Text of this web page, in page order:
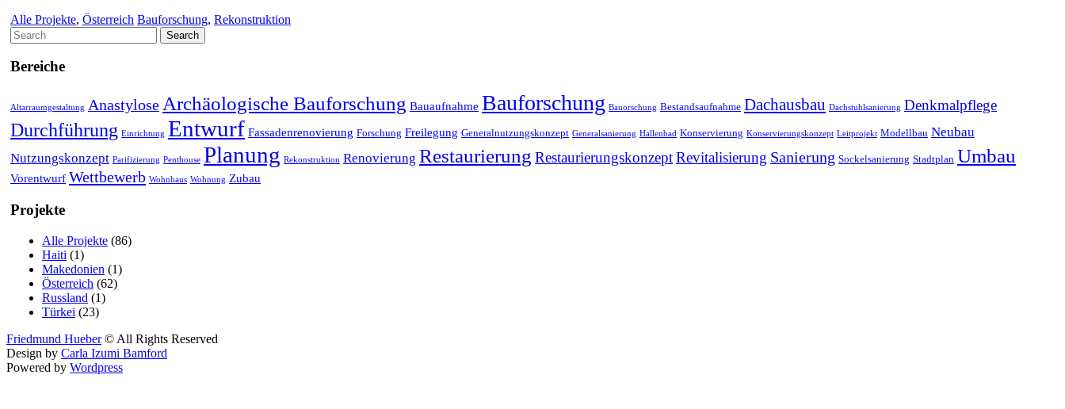
Alle Projekte, Österreich Bauforschung, Rekonstruktion
Search
for:
Bereiche
Altarraumgestaltung Anastylose Archäologische Bauforschung Bauaufnahme Bauforschung Bauorschung Bestandsaufnahme Dachausbau Dachstuhlsanierung Denkmalpflege
Durchführung Einrichtung Entwurf Fassadenrenovierung Forschung Freilegung Generalnutzungskonzept Generalsanierung Hallenbad Konservierung Konservierungskonzept Leitprojekt Modellbau Neubau
Nutzungskonzept Parifizierung Penthouse Planung Rekonstruktion Renovierung Restaurierung RestaurierungskonzeptRevitalisierung Sanierung Sockelsanierung Stadtplan Umbau
Vorentwurf Wettbewerb Wohnhaus Wohnung Zubau
Projekte
Alle Projekte (86)
Haiti (1)
Makedonien (1)
Österreich (62)
Russland (1)
Türkei (23)
Friedmund Hueber© All Rights Reserved
Design by Carla Izumi Bamford
Powered by Wordpress